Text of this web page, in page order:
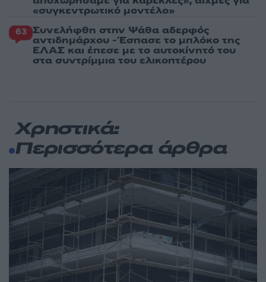
«συγκεντρωτικό μοντέλο»
63 Συνελήφθη στην Ψάθα αδερφός
αντιδημάρχου - Έσπασε το μπλόκο της
ΕΛΑΣ και έπεσε με το αυτοκίνητό του
στα συντρίμμια του ελικοπτέρου
Χρηστικά:
Περισσότερα άρθρα